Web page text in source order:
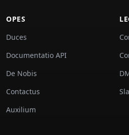
OPES
Duces
Documentatio API
De Nobis
Contactus
Auxilium
Sla